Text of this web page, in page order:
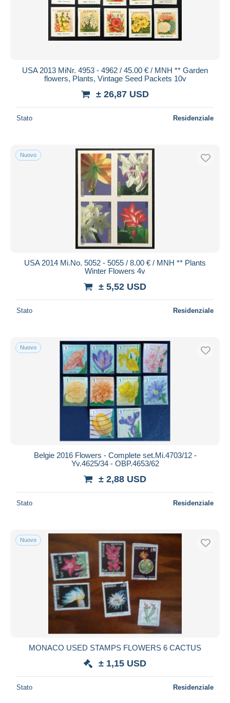
Altri & non classificati
Venduti
Chiude fra
Prezzo
Spedizione gratuita
Metodi di pagamento
Bonifico bancario
Mastercard
Bancontact
Residenza del venditore
Aggiorna
USA 2013 MiNr. 4953 - 4962 / 45.00 € / MNH ** Garden
flowers, Plants, Vintage Seed Packets 10v
± 26,87 USD
Stato Residenziale
Nuovo
USA 2014 Mi.No. 5052 - 5055 / 8.00 € / MNH ** Plants
Winter Flowers 4v
± 5,52 USD
Stato Residenziale
Nuovo
Belgie 2016 Flowers - Complete set.Mi.4703/12 -
Yv.4625/34 - OBP.4653/62
± 2,88 USD
Stato Residenziale
Nuovo
MONACO USED STAMPS FLOWERS 6 CACTUS
± 1,15 USD
Stato Residenziale